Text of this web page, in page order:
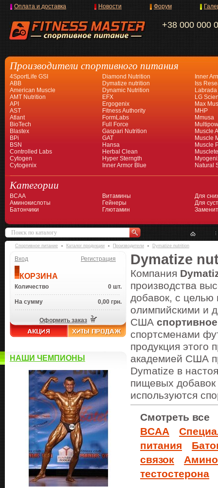
+38 000 000
Оплата и доставка Новости Форум
Производители спортивного питания
4SportLife GSI
ABB
American Muscle
AMT Nutrition
API
AST
Atlant
BioTech
Blastex
BPi
BSN
Controlled Labs
Cytogen
Cytogenix
Diamond Nutrition
Dymatize nutrition
Dynamic Nutrition
EFX
Ergogenix
Fitness Authority
FormLabs
Full Force
Gaspari Nutrition
GAT
Hansa
Herbal Clean
Hyper Sterngth
Inner Armor Blue
Inner
Iss
Labrada
LG
Max
MHP
Mmusa
Muscle
Muscle
Muscle
Natural
Категории
BCAA
Аминокислоты
Батончики
Витамины
Гейнеры
Глютамин
Для
Для
Спортивное питание Каталог продукции Производители Dymatize nutrition
Вход Регистрация
КОРЗИНА
Количество 0 шт.
На сумму 0,00 грн.
Оформить заказ
НАШИ ЧЕМПИОНЫ
Dymatize
Компания
производства
добавок, с целью
олимпийскими и
США
спортсменами
продукция этого
академией США
Dymatize в
пищевых добавок
используются
Смотреть все
BCAA
питания
связок
тестостерона